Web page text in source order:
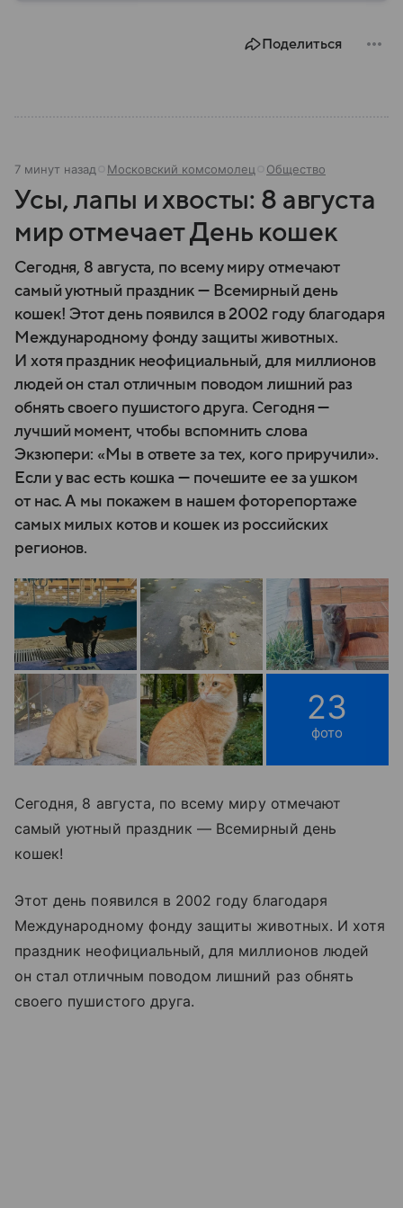
Поделиться
7 минут назад Московский комсомолец Общество
Усы, лапы и хвосты: 8 августа
мир отмечает День кошек
Сегодня, 8 августа, по всему миру отмечают
самый уютный праздник — Всемирный день
кошек! Этот день появился в 2002 году благодаря
Международному фонду защиты животных.
И хотя праздник неофициальный, для миллионов
людей он стал отличным поводом лишний раз
обнять своего пушистого друга. Сегодня —
лучший момент, чтобы вспомнить слова
Экзюпери: «Мы в ответе за тех, кого приручили».
Если у вас есть кошка — почешите ee за ушком
от нас. А мы покажем в нашем фоторепортаже
самых милых котов и кошек из российских
регионов.
23
фото
Сегодня, 8 августа, по всему миру отмечают
самый уютный праздник — Всемирный день
кошек!
Этот день появился в 2002 году благодаря
Международному фонду защиты животных. И хотя
праздник неофициальный, для миллионов людей
он стал отличным поводом лишний раз обнять
своего пушистого друга.